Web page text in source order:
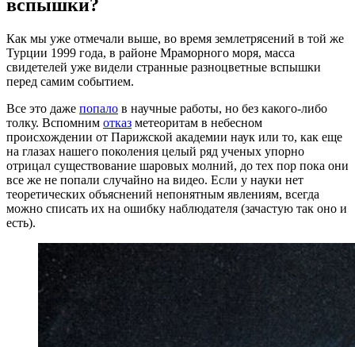
вспышки?
Как мы уже отмечали выше, во время землетрясений в той же
Турции 1999 года, в районе Мраморного моря, масса
свидетелей уже видели странные разноцветные вспышки
перед самим событием.
Все это даже попало в научные работы, но без какого-либо
толку. Вспомним отказ метеоритам в небесном
происхождении от Парижской академии наук или то, как еще
на глазах нашего поколения целый ряд ученых упорно
отрицал существование шаровых молний, до тех пор пока они
все же не попали случайно на видео. Если у науки нет
теоретических объяснений непонятным явлениям, всегда
можно списать их на ошибку наблюдателя (зачастую так оно и
есть).